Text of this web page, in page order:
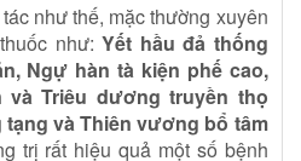
như thế, mặc thường xuyên
như:Yết hầu đả thống
Ngự hàn tà kiện phế cao,
Triêu dương truyền thọ
và Thiên vương bổ tâm
trị rất hiệu quả một số bệnh